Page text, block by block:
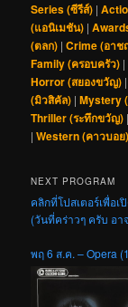
Series (ซีรีส์) |
(แอนิเมชัน) |
(ตลก) |Crime (อาช
Family (ครอบครัว) |
Horror (สยองขวัญ) |
(มิวสิคัล) |Mystery
Thriller (ระทึกขวัญ)
|Western (คาวบอย)
NEXT PROGRAM
คลิกที่โปสเตอร์เพื่อเ
(วันที่คร่าวๆ ครับ อา
พฤ 6 ส.ค. – Opera